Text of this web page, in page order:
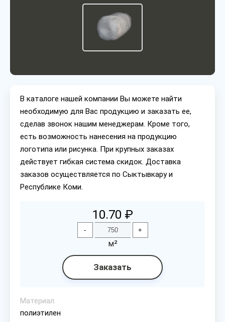
В каталоге нашей компании Вы можете найти
необходимую для Вас продукцию и заказать ее,
сделав звонок нашим менеджерам. Кроме того,
есть возможность нанесения на продукцию
логотипа или рисунка. При крупных заказах
действует гибкая система скидок. Доставка
заказов осуществляется по Сыктывкару и
Республике Коми.
10.70 ₽
- +
м²
Заказать
Материал
полиэтилен